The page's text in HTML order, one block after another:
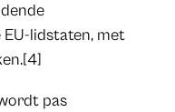
lidstaten, met
pas